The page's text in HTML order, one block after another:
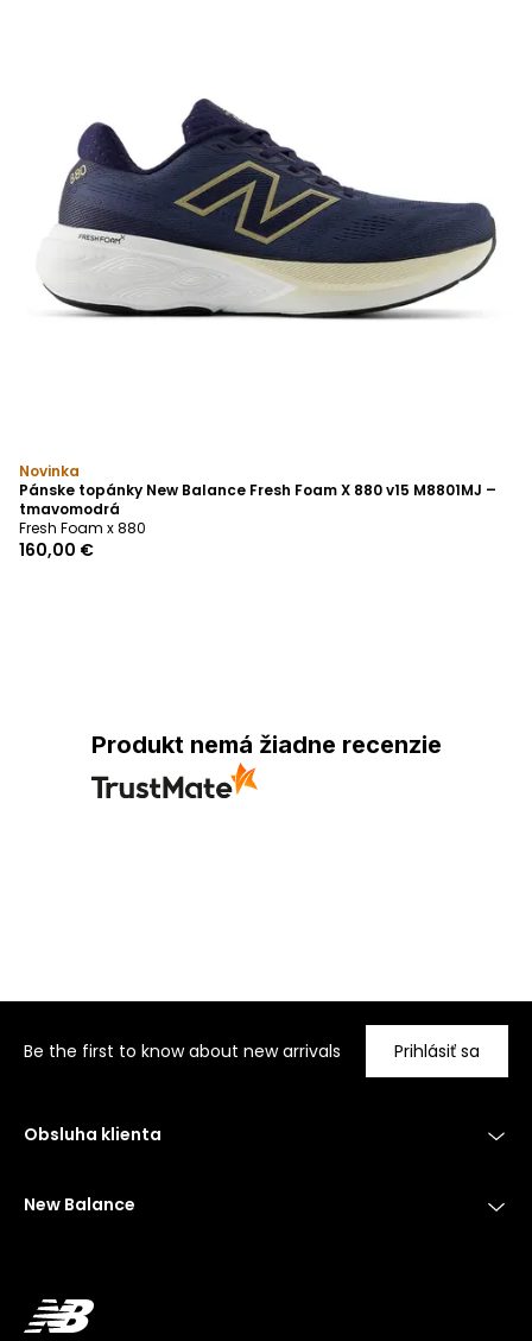
Novinka
Pánske topánky New Balance Fresh Foam X 880 v15 M8801MJ –
tmavomodrá
Fresh Foam x 880
160,00 €
Produkt nemá žiadne recenzie
Be the first to know about new arrivals Prihlásiť sa
Obsluha klienta
New Balance